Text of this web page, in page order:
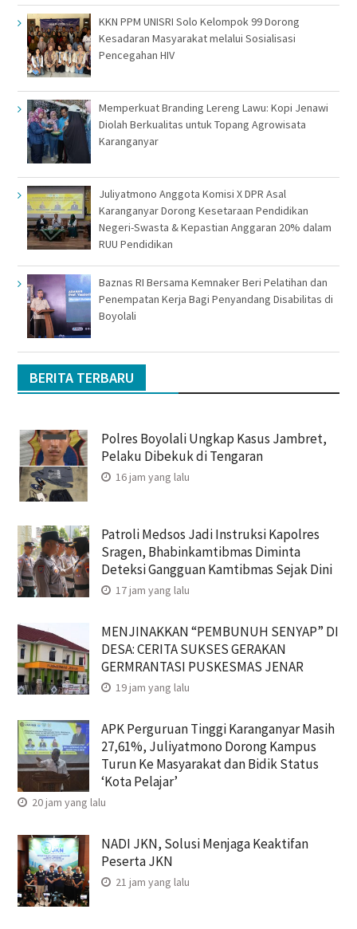
KKN PPM UNISRI Solo Kelompok 99 Dorong
Kesadaran Masyarakat melalui Sosialisasi
Pencegahan HIV
Memperkuat Branding Lereng Lawu: Kopi Jenawi
Diolah Berkualitas untuk Topang Agrowisata
Karanganyar
Juliyatmono Anggota Komisi X DPR Asal
Karanganyar Dorong Kesetaraan Pendidikan
Negeri-Swasta & Kepastian Anggaran 20% dalam
RUU Pendidikan
Baznas RI Bersama Kemnaker Beri Pelatihan dan
Penempatan Kerja Bagi Penyandang Disabilitas di
Boyolali
BERITA TERBARU
Polres Boyolali Ungkap Kasus Jambret,
Pelaku Dibekuk di Tengaran
16 jam yang lalu
Patroli Medsos Jadi Instruksi Kapolres
Sragen, Bhabinkamtibmas Diminta
Deteksi Gangguan Kamtibmas Sejak Dini
17 jam yang lalu
MENJINAKKAN “PEMBUNUH SENYAP” DI
DESA: CERITA SUKSES GERAKAN
GERMRANTASI PUSKESMAS JENAR
19 jam yang lalu
APK Perguruan Tinggi Karanganyar Masih
27,61%, Juliyatmono Dorong Kampus
Turun Ke Masyarakat dan Bidik Status
‘Kota Pelajar’
20 jam yang lalu
NADI JKN, Solusi Menjaga Keaktifan
Peserta JKN
21 jam yang lalu